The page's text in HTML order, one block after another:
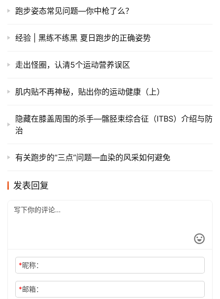
跑步姿态常见问题—你中枪了么？
经验 | 黑练不练黑 夏日跑步的正确姿势
走出怪圈，认清5个运动营养误区
肌内贴不再神秘，贴出你的运动健康（上）
隐藏在膝盖周围的杀手—髂胫束综合征（ITBS）介绍与防
治
有关跑步的“三点”问题—血染的风采如何避免
发表回复
*昵称：
*邮箱：